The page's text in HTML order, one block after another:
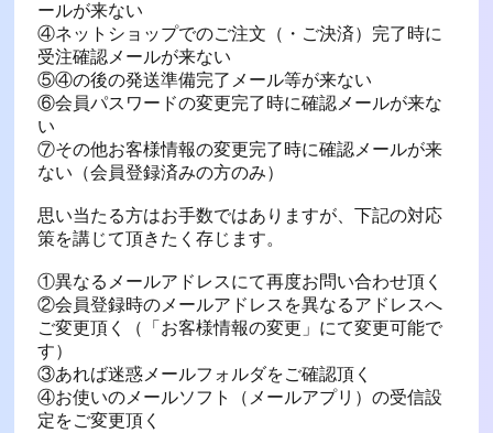
ールが来ない
④ネットショップでのご注文（・ご決済）完了時に
受注確認メールが来ない
⑤④の後の発送準備完了メール等が来ない
⑥会員パスワードの変更完了時に確認メールが来な
い
⑦その他お客様情報の変更完了時に確認メールが来
ない（会員登録済みの方のみ）
思い当たる方はお手数ではありますが、下記の対応
策を講じて頂きたく存じます。
①異なるメールアドレスにて再度お問い合わせ頂く
②会員登録時のメールアドレスを異なるアドレスへ
ご変更頂く（「お客様情報の変更」にて変更可能で
す）
③あれば迷惑メールフォルダをご確認頂く
④お使いのメールソフト（メールアプリ）の受信設
定をご変更頂く